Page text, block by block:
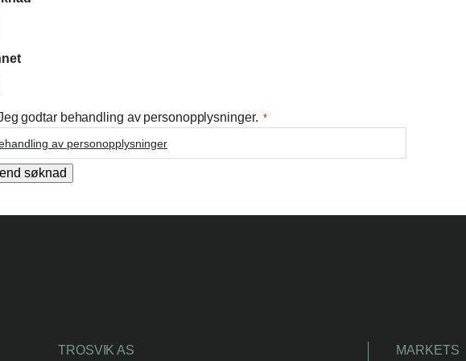
*
godtar behandling av personopplysninger. *
av personopplysninger
søknad
TROSVIK AS MARKETS